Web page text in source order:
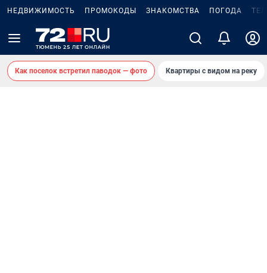
НЕДВИЖИМОСТЬ ПРОМОКОДЫ ЗНАКОМСТВА ПОГОДА
Как поселок встретил паводок — фото Квартиры с видом на реку